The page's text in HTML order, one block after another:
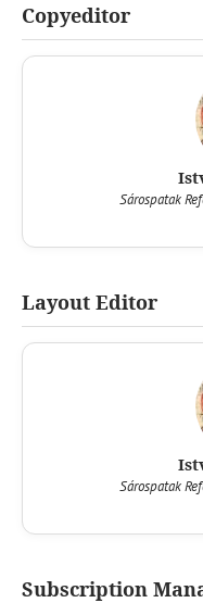
Copyeditor
Sárospatak
Layout Editor
Sárospatak
Subscription